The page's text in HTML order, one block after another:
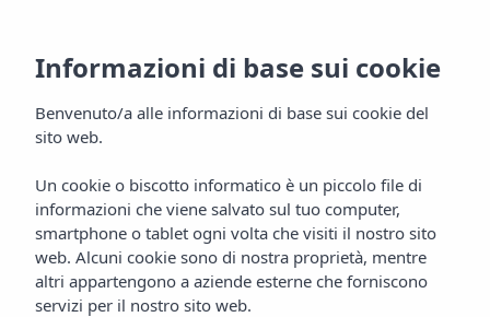
Hotel Vibra Beverly
Playa
Mallorca
Informazioni di base sui cookie
Benvenuto/a alle informazioni di base sui cookie del
sito web.
Un cookie o biscotto informatico è un piccolo file di
informazioni che viene salvato sul tuo computer,
smartphone o tablet ogni volta che visiti il nostro sito
web. Alcuni cookie sono di nostra proprietà, mentre
altri appartengono a aziende esterne che forniscono
servizi per il nostro sito web.